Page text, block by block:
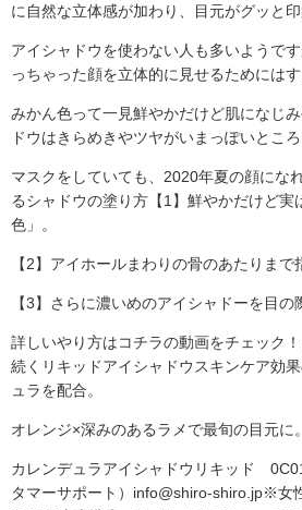
に自然な立体感が加わり、目元がグッと印
アイシャドウを使わない人も多いようで
っちゃった顔を立体的に見せるためには
みかん色って一見鮮やかだけど肌になじ
ドウはきらめきやツヤがいまっぽいところ
マスクをしていても、2020年夏の顔にな
るシャドウの塗り方【1】鮮やかだけど実
色」。
【2】アイホールまわりの骨のあたりまで
【3】さらに濃いめのアイシャドーを目の
詳しいやり方はコチラの動画をチェック
続くリキッドアイシャドウスキンケア効
ュラを配合。
オレンジ×深みのあるラメで最旬の目元に。
カレンデュラアイシャドウリキッド
タマーサポート）info@shiro-shiro.jp※女